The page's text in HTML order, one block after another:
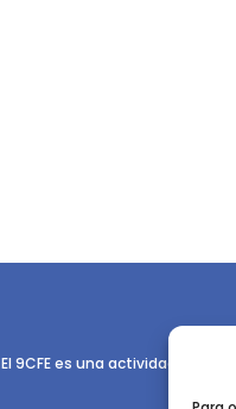
El 9CFE es una actividad